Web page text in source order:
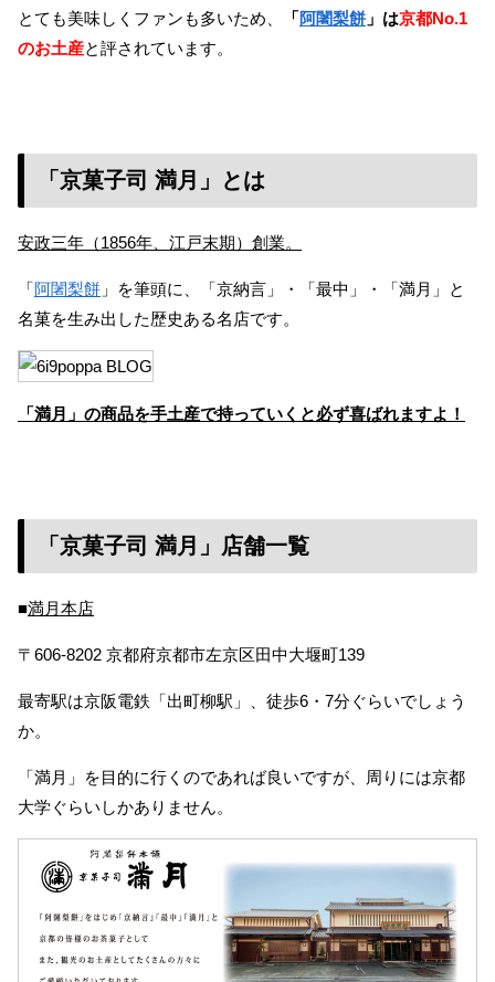
とても美味しくファンも多いため、 「阿闍梨餅 」は京都No.1
のお土産と評されています。
「京菓子司 満月」とは
安政三年（1856年、江戸末期）創業。
「阿闍梨餅 」を筆頭に、「京納言」・「最中」・「満月」と
名菓を生み出した歴史ある名店です。
「満月」の商品を手土産で持っていくと必ず喜ばれますよ！
「京菓子司 満月」店舗一覧
■満月本店
〒606-8202 京都府京都市左京区田中大堰町139
最寄駅は京阪電鉄「出町柳駅」、徒歩6・7分ぐらいでしょう
か。
「満月」を目的に行くのであれば良いですが、周りには京都
大学ぐらいしかありません。